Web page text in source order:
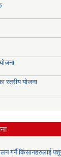
स्तरीय योजना
गर्ने किसानहरुलाई